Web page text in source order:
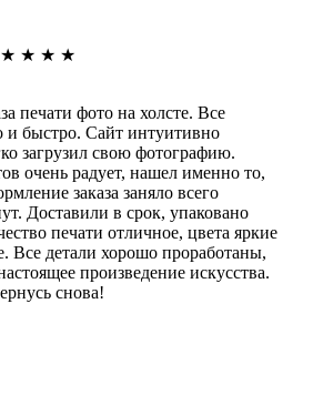
★ ★ ★ ★
печати фото на холсте. Все
и быстро. Сайт интуитивно
загрузил свою фотографию.
очень радует, нашел именно то,
заказа заняло всего
Доставили в срок, упаковано
печати отличное, цвета яркие
Все детали хорошо проработаны,
произведение искусства.
снова!